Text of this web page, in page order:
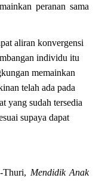
peranan sama
aliran konvergensi
individu itu
memainkan
telah ada pada
yang sudah tersedia
supaya dapat
, Mendidik Anak